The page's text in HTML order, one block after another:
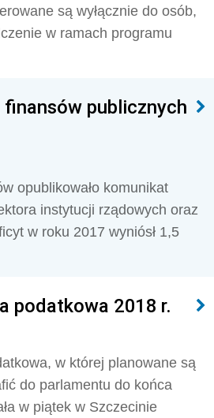
są wyłącznie do osób,
w ramach programu
publicznych
opublikowało komunikat
instytucji rządowych oraz
w roku 2017 wyniósł 1,5
podatkowa 2018 r.
w której planowane są
do parlamentu do końca
w piątek w Szczecinie